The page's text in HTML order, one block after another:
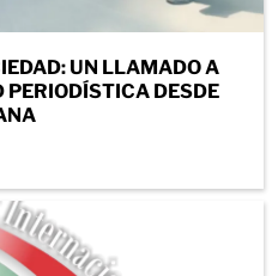
UN LLAMADO A
DESDE